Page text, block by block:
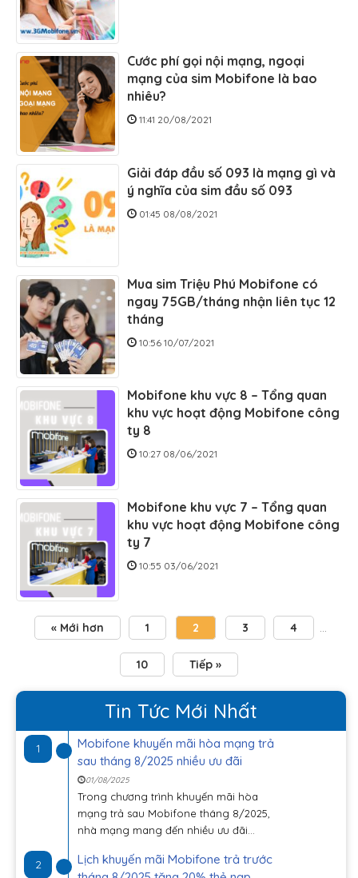
Cước phí gọi nội mạng, ngoại
mạng của sim Mobifone là bao
nhiêu?
11:41 20/08/2021
Giải đáp đầu số 093 là mạng gì và
ý nghĩa của sim đầu số 093
01:45 08/08/2021
Mua sim Triệu Phú Mobifone có
ngay 75GB/tháng nhận liên tục 12
tháng
10:56 10/07/2021
Mobifone khu vực 8 – Tổng quan
khu vực hoạt động Mobifone công
ty 8
10:27 08/06/2021
Mobifone khu vực 7 – Tổng quan
khu vực hoạt động Mobifone công
ty 7
10:55 03/06/2021
« Mới hơn 1 2 3 4 …
10 Tiếp »
Tin Tức Mới Nhất
1
Mobifone khuyến mãi hòa mạng trả
sau tháng 8/2025 nhiều ưu đãi
01/08/2025
Trong chương trình khuyến mãi hòa
mạng trả sau Mobifone tháng 8/2025,
nhà mạng mang đến nhiều ưu đãi...
2
Lịch khuyến mãi Mobifone trả trước